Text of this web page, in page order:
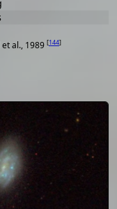
al., 1989 [144]